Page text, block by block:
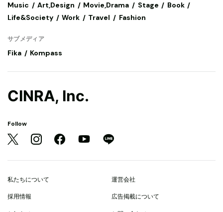
Music Art,Design Movie,Drama Stage
Book
Life&Society
Work Travel Fashion
サブメディア
Fika Kompass
CINRA, Inc.
Follow
私たちについて 運営会社
採用情報 広告掲載について